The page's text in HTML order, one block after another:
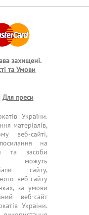
захищені.
та Умови
Для преси
України.
матеріалів,
веб-сайті,
на
та засоби
можуть
сайту,
веб-сайту
за умови
веб-сайт
України.